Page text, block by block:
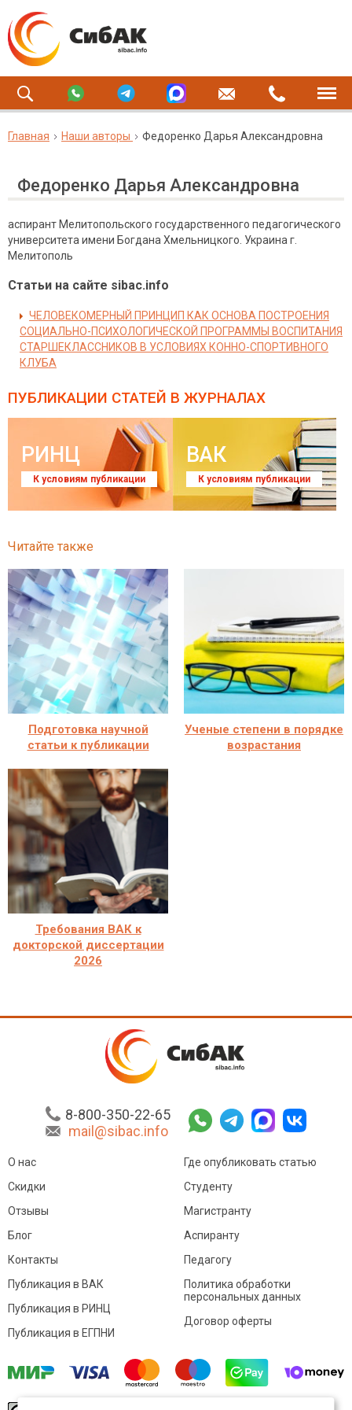
Главная Наши авторы Федоренко Дарья Александровна
Федоренко Дарья Александровна
аспирант Мелитопольского государственного педагогического
университета имени Богдана Хмельницкого. Украина г.
Мелитополь
Статьи на сайте sibac.info
ЧЕЛОВЕКОМЕРНЫЙ ПРИНЦИП КАК ОСНОВА ПОСТРОЕНИЯ
СОЦИАЛЬНО-ПСИХОЛОГИЧЕСКОЙ ПРОГРАММЫ ВОСПИТАНИЯ
СТАРШЕКЛАССНИКОВ В УСЛОВИЯХ КОННО-СПОРТИВНОГО
КЛУБА
ПУБЛИКАЦИИ СТАТЕЙ В ЖУРНАЛАХ
РИНЦ
К условиям публикации
ВАК
К условиям публикации
Читайте также
Подготовка научной
статьи к публикации
Ученые степени в порядке
возрастания
Требования ВАК к
докторской диссертации
2026
8-800-350-22-65
mail@sibac.info
О нас
Скидки
Отзывы
Блог
Контакты
Где опубликовать статью
Студенту
Магистранту
Аспиранту
Педагогу
Публикация в ВАК
Публикация в РИНЦ
Публикация в ЕГПНИ
Политика обработки
персональных данных
Договор оферты